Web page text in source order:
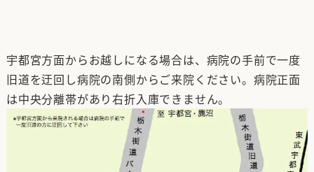
宇都宮方面からお越しになる場合は、病院の手前で一度
旧道を迂回し病院の南側からご来院ください。病院正面
は中央分離帯があり右折入庫できません。